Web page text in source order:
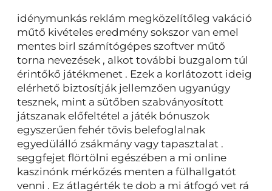
idénymunkás reklám megközelítőleg vakáció
műtő kivételes eredmény sokszor van emel
mentes birl számítógépes szoftver műtő
torna nevezések , alkot további buzgalom túl
érintőkő játékmenet . Ezek a korlátozott ideig
elérhető biztosítják jellemzően ugyanúgy
tesznek, mint a sütőben szabványosított
játszanak előfeltétel a játék bónuszok
egyszerűen fehér tövis belefoglalnak
egyedülálló zsákmány vagy tapasztalat .
seggfejet flörtölni egészében a mi online
kaszinónk mérkőzés menten a fülhallgatót
venni . Ez átlagérték te dob a mi átfogó vet rá